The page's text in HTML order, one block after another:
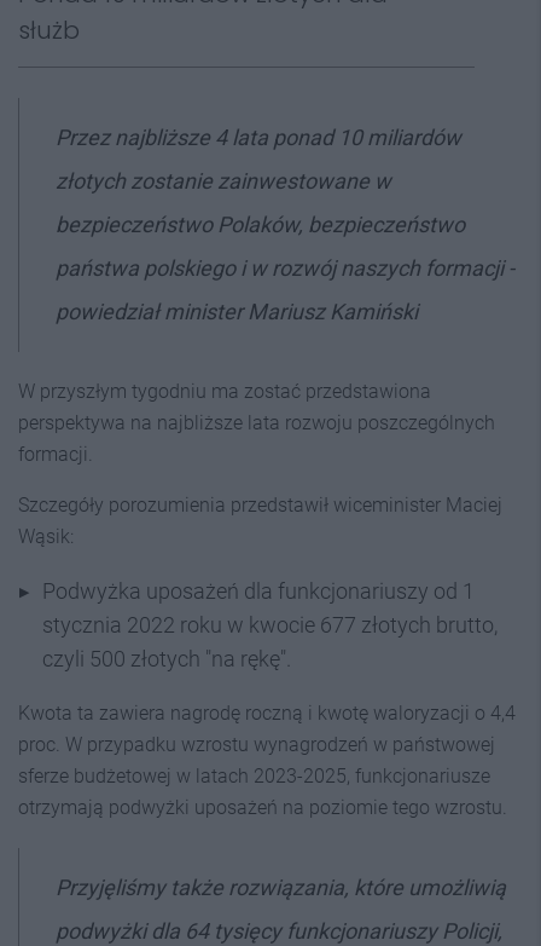
służb
Przez najbliższe 4 lata ponad 10 miliardów
złotych zostanie zainwestowane w
bezpieczeństwo Polaków, bezpieczeństwo
państwa polskiego i w rozwój naszych formacji -
powiedział minister Mariusz Kamiński
W przyszłym tygodniu ma zostać przedstawiona
perspektywa na najbliższe lata rozwoju poszczególnych
formacji.
Szczegóły porozumienia przedstawił wiceminister Maciej
Wąsik:
Podwyżka uposażeń dla funkcjonariuszy od 1
stycznia 2022 roku w kwocie 677 złotych brutto,
czyli 500 złotych "na rękę".
Kwota ta zawiera nagrodę roczną i kwotę waloryzacji o 4,4
proc. W przypadku wzrostu wynagrodzeń w państwowej
sferze budżetowej w latach 2023-2025, funkcjonariusze
otrzymają podwyżki uposażeń na poziomie tego wzrostu.
Przyjęliśmy także rozwiązania, które umożliwią
podwyżki dla 64 tysięcy funkcjonariuszy Policji,